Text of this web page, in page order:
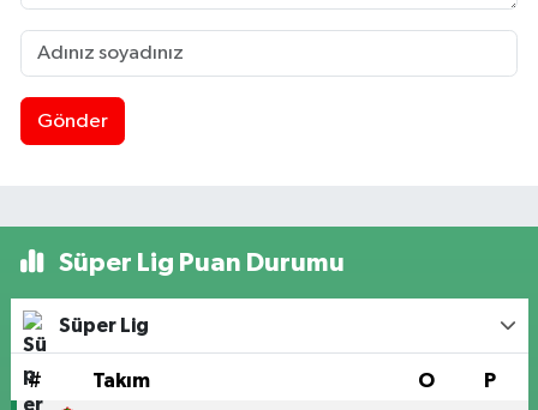
Gönder
Süper Lig Puan Durumu
Süper Lig
# Takım O P